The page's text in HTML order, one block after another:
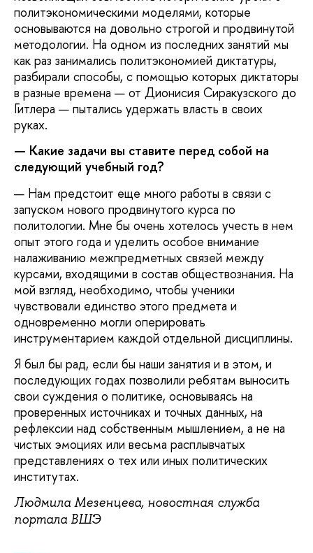
политэкономическими моделями, которые
основываются на довольно строгой и продвинутой
методологии. На одном из последних занятий мы
как раз занимались политэкономией диктатуры,
разбирали способы, с помощью которых диктаторы
в разные времена — от Дионисия Сиракузского до
Гитлера — пытались удержать власть в своих
руках.
— Какие задачи вы ставите перед собой на
следующий учебный год?
— Нам предстоит еще много работы в связи с
запуском нового продвинутого курса по
политологии. Мне бы очень хотелось учесть в нем
опыт этого года и уделить особое внимание
налаживанию межпредметных связей между
курсами, входящими в состав обществознания. На
мой взгляд, необходимо, чтобы ученики
чувствовали единство этого предмета и
одновременно могли оперировать
инструментарием каждой отдельной дисциплины.
Я был бы рад, если бы наши занятия и в этом, и
последующих годах позволили ребятам выносить
свои суждения о политике, основываясь на
проверенных источниках и точных данных, на
рефлексии над собственным мышлением, а не на
чистых эмоциях или весьма расплывчатых
представлениях о тех или иных политических
институтах.
Людмила Мезенцева, новостная служба
портала ВШЭ